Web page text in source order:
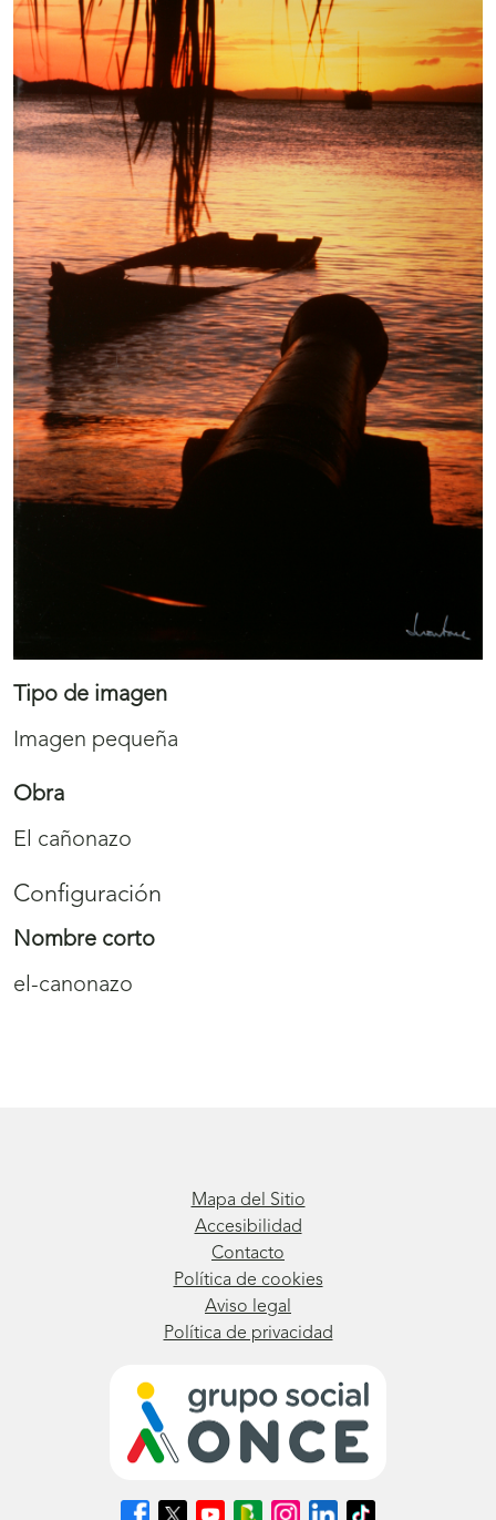
Tipo de imagen
Imagen pequeña
Obra
El cañonazo
Configuración
Nombre corto
el-canonazo
Mapa del Sitio
Accesibilidad
Contacto
Política de cookies
Aviso legal
Política de privacidad
SíguenosSíguenosSíguenosSíguenosSíguenosSíguenosSíguenos